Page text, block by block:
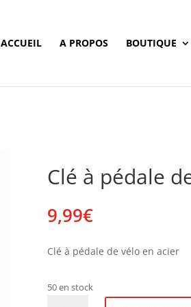
ACCUEIL A PROPOS BOUTIQUE
Clé à pédale
9,99€
Clé à pédale de vélo en acier
50 en stock